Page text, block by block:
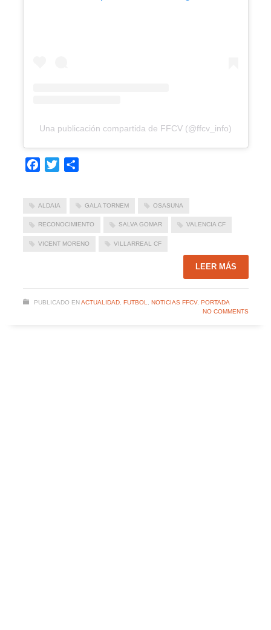
Una publicación compartida de FFCV (@ffcv_info)
Facebook
Twitter
ALDAIA GALA TORNEM OSASUNA
RECONOCIMIENTO SALVA GOMAR VALENCIA CF
VICENT MORENO VILLARREAL CF
LEER MÁS
PUBLICADO EN ACTUALIDAD, FUTBOL NOTICIAS FFCV, PORTADA
NO COMMENTS